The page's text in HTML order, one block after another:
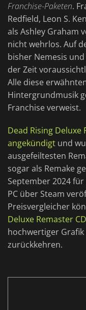
Franchise-Paketen.
Redfield, Leon S.
als Ashley Graham
nicht wehrlos. Auf
bisher Nemesis
der Zeit
Alle diese
Hintergrundmusik
Franchise verweist.
Dead Rising Deluxe
angekündigt und
ausgefeiltesten
sogar als Remake
September 2024 für
PC über Steam
Preisvergleicher
Deluxe Remaster
hochwertiger
zurückkehren.